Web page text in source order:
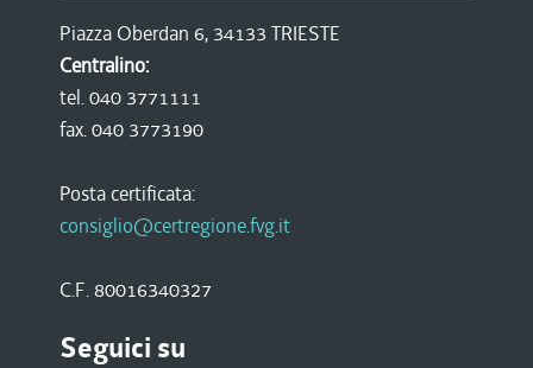
Piazza Oberdan 6, 34133 TRIESTE
Centralino:
tel. 040 3771111
fax. 040 3773190
Posta certificata:
consiglio@certregione.fvg.it
C.F. 80016340327
Seguici su